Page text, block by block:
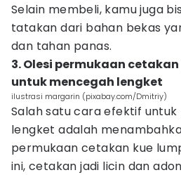
Selain membeli, kamu juga
tatakan dari bahan bekas
dan tahan panas.
3. Olesi permukaan
untuk mencegah lengket
ilustrasi margarin (pixabay.com/Dmitriy)
Salah satu cara efektif
lengket adalah
permukaan cetakan kue
ini, cetakan jadi licin dan